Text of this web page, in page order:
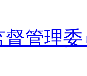
督管理